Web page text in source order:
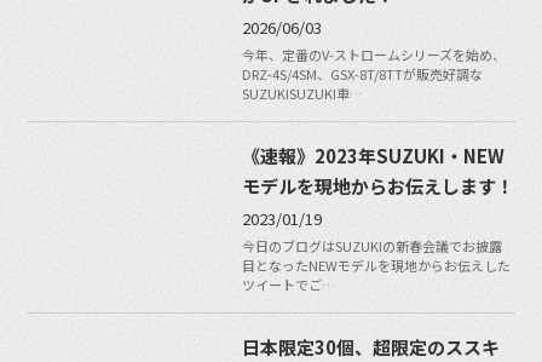
2026/06/03
今年、定番のV-ストロームシリーズを始め、
DRZ-4S/4SM、GSX-8T/8TTが販売好調な
SUZUKISUZUKI車…
《速報》2023年SUZUKI・NEW
モデルを現地からお伝えします！
2023/01/19
今日のブログはSUZUKIの新春会議でお披露
目となったNEWモデルを現地からお伝えした
ツイートでご…
日本限定30個、超限定のススキ